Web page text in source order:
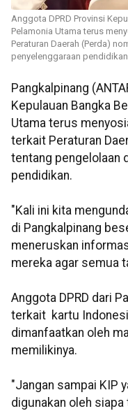
Anggota DPRD Provinsi
Pelamonia Utama terus
Peraturan Daerah (Perda)
penyelenggaraan
Pangkalpinang
Kepulauan Bangka
Utama terus
terkait Peraturan
tentang pengelolaan
pendidikan.
"Kali ini kita
di Pangkalpinang
meneruskan
mereka agar semua
Anggota DPRD dari
terkait kartu
dimanfaatkan oleh
memilikinya.
"Jangan sampai KIP
digunakan oleh